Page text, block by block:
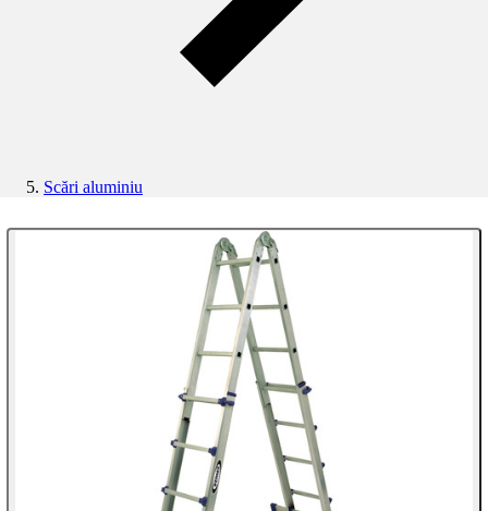
Scări aluminiu